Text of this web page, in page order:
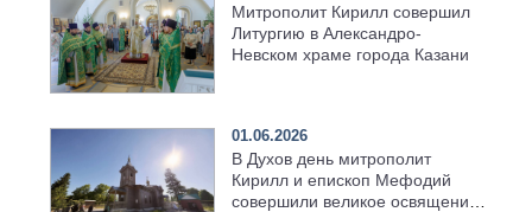
Митрополит Кирилл совершил
Литургию в Александро-
Невском храме города Казани
01.06.2026
В Духов день митрополит
Кирилл и епископ Мефодий
совершили великое освящение